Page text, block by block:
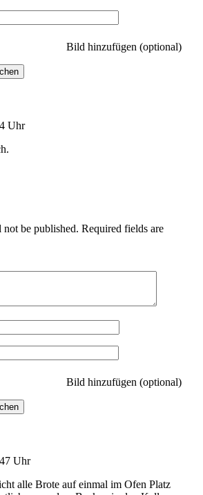
Bild hinzufügen (optional)
Uhr
be published. Required fields are
Bild hinzufügen (optional)
Uhr
alle Brote auf einmal im Ofen Platz